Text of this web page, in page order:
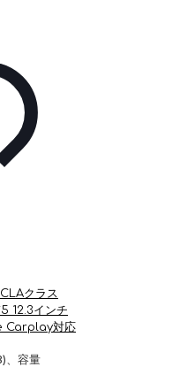
クラス
12.3インチ
Carplay対応
、容量